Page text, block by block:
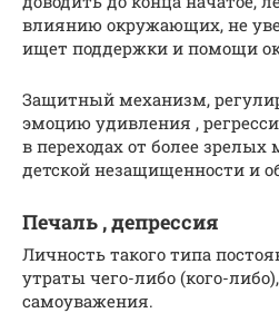
влиянию окружающих, не
ищет поддержки и помощи
Защитный механизм,
эмоцию удивления ,
в переходах от более
детской незащищенности и
Печаль , депрессия
Личность такого типа
утраты чего-либо (кого-
самоуважения.